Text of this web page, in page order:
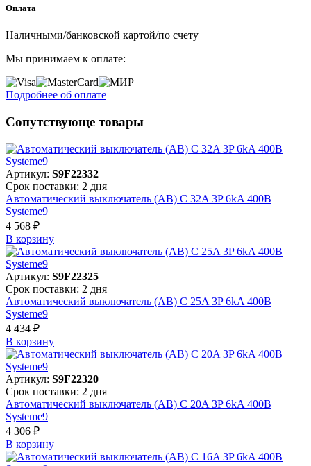
Оплата
Наличными/банковской картой/по счету
Мы принимаем к оплате:
Подробнее об оплате
Сопутствующе товары
Артикул: S9F22332
Срок поставки: 2 дня
Автоматический выключатель (АВ) C 32A 3P 6kA 400В
Systeme9
4 568 ₽
В корзинy
Артикул: S9F22325
Срок поставки: 2 дня
Автоматический выключатель (АВ) C 25A 3P 6kA 400В
Systeme9
4 434 ₽
В корзинy
Артикул: S9F22320
Срок поставки: 2 дня
Автоматический выключатель (АВ) C 20A 3P 6kA 400В
Systeme9
4 306 ₽
В корзинy